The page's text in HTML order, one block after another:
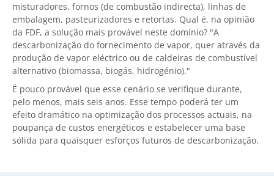
misturadores, fornos (de combustão indirecta), linhas de
embalagem, pasteurizadores e retortas. Qual é, na opinião
da FDF, a solução mais provável neste domínio? "A
descarbonização do fornecimento de vapor, quer através da
produção de vapor eléctrico ou de caldeiras de combustível
alternativo (biomassa, biogás, hidrogénio)."
É pouco provável que esse cenário se verifique durante,
pelo menos, mais seis anos. Esse tempo poderá ter um
efeito dramático na optimização dos processos actuais, na
poupança de custos energéticos e estabelecer uma base
sólida para quaisquer esforços futuros de descarbonização.